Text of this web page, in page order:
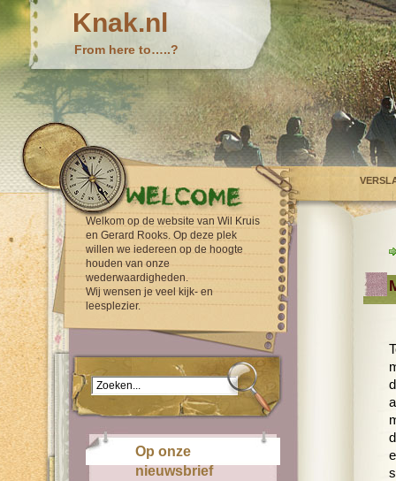
Knak.nl
From here to…..?
Welkom op de website van Wil Kruis
en Gerard Rooks. Op deze plek
willen we iedereen op de hoogte
houden van onze
wederwaardigheden.
Wij wensen je veel kijk- en
leesplezier.
Op onze
nieuwsbrief